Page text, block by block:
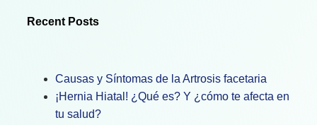
Recent Posts
Causas y Síntomas de la Artrosis facetaria
¡Hernia Hiatal! ¿Qué es? Y ¿cómo te afecta en
tu salud?